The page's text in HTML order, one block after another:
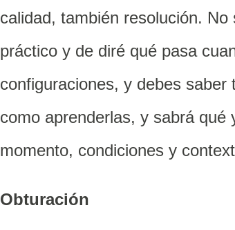
calidad, también resolución.
práctico y de diré qué pasa
configuraciones, y debes
como aprenderlas, y sabrá qué
momento, condiciones y
Obturación